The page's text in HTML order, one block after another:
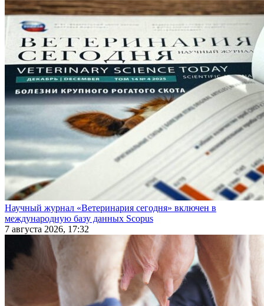
Научный журнал «Ветеринария сегодня» включен в
международную базу данных Scopus
7 августа 2026, 17:32